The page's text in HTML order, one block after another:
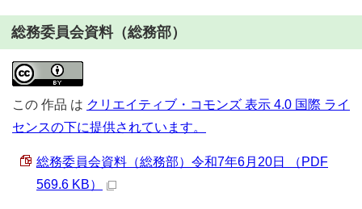
総務委員会資料（総務部）
この 作品 は クリエイティブ・コモンズ 表示 4.0 国際 ライ
センスの下に提供されています。
総務委員会資料（総務部）令和7年6月20日 （PDF
569.6 KB）